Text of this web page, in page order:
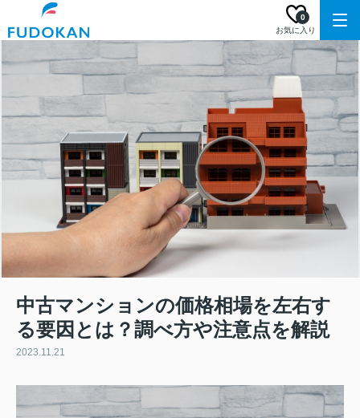
お気に入り
0
中古マンションの価格相場を左右す
る要因とは？調べ方や注意点を解説
2023.11.21